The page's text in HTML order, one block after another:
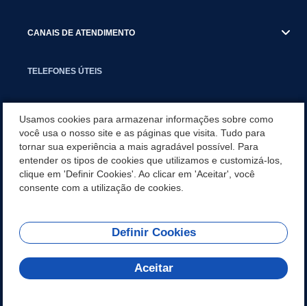
CANAIS DE ATENDIMENTO
TELEFONES ÚTEIS
NOTÍCIAS
APLICATIVO
REDES SOCIAIS
Usamos cookies para armazenar informações sobre como
você usa o nosso site e as páginas que visita. Tudo para
tornar sua experiência a mais agradável possível. Para
entender os tipos de cookies que utilizamos e customizá-los,
clique em 'Definir Cookies'. Ao clicar em 'Aceitar', você
consente com a utilização de cookies.
Definir Cookies
Aceitar